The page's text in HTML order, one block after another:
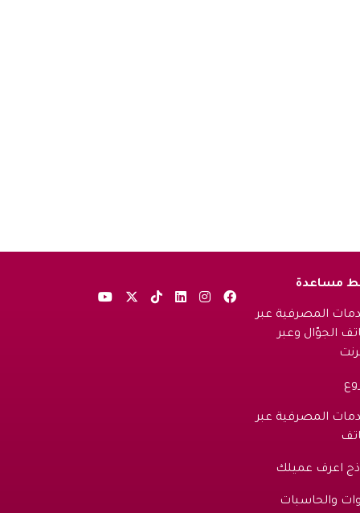
مساعدة
المصرفية عبر
الجوّال وعبر
المصرفية عبر
اعرف عميلك
والحاسبات